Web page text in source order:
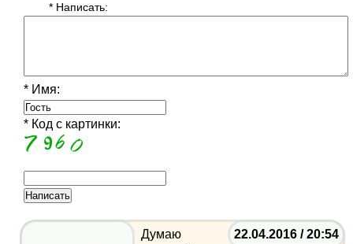
* Написать:
* Имя:
* Код с картинки:
22.04.2016 / 20:54
Думаю